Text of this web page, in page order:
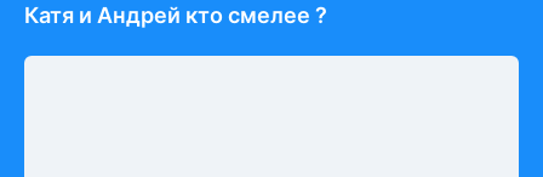
Катя и Андрей кто смелее ?